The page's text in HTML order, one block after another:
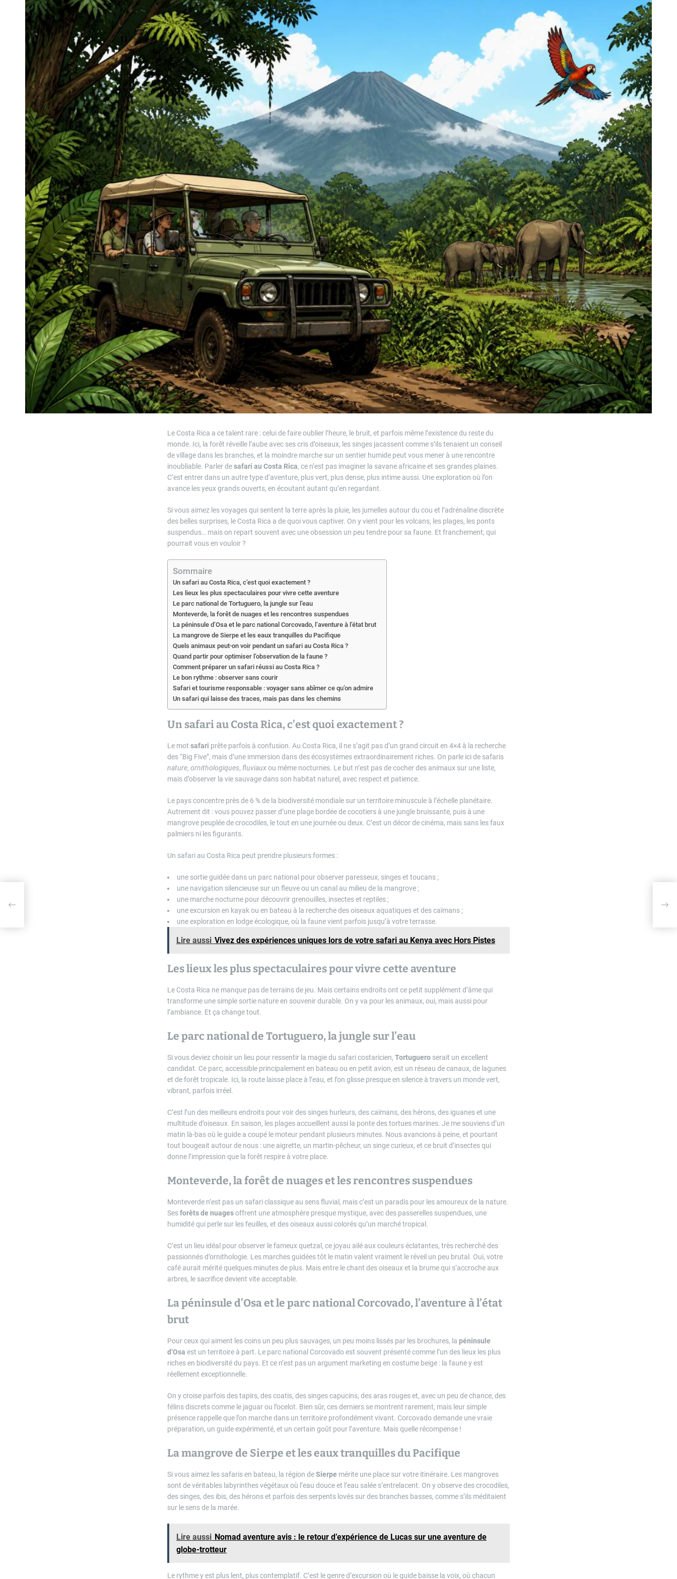
Le Costa Rica a ce talent rare : celui de faire oublier l’heure, le bruit, et parfois même l’existence du reste du
monde. Ici, la forêt réveille l’aube avec ses cris d’oiseaux, les singes jacassent comme s’ils tenaient un conseil
de village dans les branches, et la moindre marche sur un sentier humide peut vous mener à une rencontre
inoubliable. Parler desafari au Costa Rica, ce n’est pas imaginer la savane africaine et ses grandes plaines.
C’est entrer dans un autre type d’aventure, plus vert, plus dense, plus intime aussi. Une exploration où l’on
avance les yeux grands ouverts, en écoutant autant qu’en regardant.
Si vous aimez les voyages qui sentent la terre après la pluie, les jumelles autour du cou et l’adrénaline discrète
des belles surprises, le Costa Rica a de quoi vous captiver. On y vient pour les volcans, les plages, les ponts
suspendus… mais on repart souvent avec une obsession un peu tendre pour sa faune. Et franchement, qui
pourrait vous en vouloir ?
Sommaire
Un safari au Costa Rica, c’est quoi exactement ?
Les lieux les plus spectaculaires pour vivre cette aventure
Le parc national de Tortuguero, la jungle sur l’eau
Monteverde, la forêt de nuages et les rencontres suspendues
La péninsule d’Osa et le parc national Corcovado, l’aventure à l’état brut
La mangrove de Sierpe et les eaux tranquilles du Pacifique
Quels animaux peut-on voir pendant un safari au Costa Rica ?
Quand partir pour optimiser l’observation de la faune ?
Comment préparer un safari réussi au Costa Rica ?
Le bon rythme : observer sans courir
Safari et tourisme responsable : voyager sans abîmer ce qu’on admire
Un safari qui laisse des traces, mais pas dans les chemins
Un safari au Costa Rica, c’est quoi exactement ?
Le mot safari prête parfois à confusion. Au Costa Rica, il ne s’agit pas d’un grand circuit en 4×4 à la recherche
des “Big Five”, mais d’une immersion dans des écosystèmes extraordinairement riches. On parle ici de safaris
nature, ornithologiques, fluviauxou même nocturnes. Le but n’est pas de cocher des animaux sur une liste,
mais d’observer la vie sauvage dans son habitat naturel, avec respect et patience.
Le pays concentre près de 6 % de la biodiversité mondiale sur un territoire minuscule à l’échelle planétaire.
Autrement dit : vous pouvez passer d’une plage bordée de cocotiers à une jungle bruissante, puis à une
mangrove peuplée de crocodiles, le tout en une journée ou deux. C’est un décor de cinéma, mais sans les faux
palmiers ni les figurants.
Un safari au Costa Rica peut prendre plusieurs formes :
une sortie guidée dans un parc national pour observer paresseux, singes et toucans ;
une navigation silencieuse sur un fleuve ou un canal au milieu de la mangrove ;
une marche nocturne pour découvrir grenouilles, insectes et reptiles ;
une excursion en kayak ou en bateau à la recherche des oiseaux aquatiques et des caïmans ;
une exploration en lodge écologique, où la faune vient parfois jusqu’à votre terrasse.
Lire aussi Vivez des expériences uniques lors de votre safari au Kenya avec Hors Pistes
Les lieux les plus spectaculaires pour vivre cette aventure
Le Costa Rica ne manque pas de terrains de jeu. Mais certains endroits ont ce petit supplément d’âme qui
transforme une simple sortie nature en souvenir durable. On y va pour les animaux, oui, mais aussi pour
l’ambiance. Et ça change tout.
Le parc national de Tortuguero, la jungle sur l’eau
Si vous deviez choisir un lieu pour ressentir la magie du safari costaricien, Tortuguero serait un excellent
candidat. Ce parc, accessible principalement en bateau ou en petit avion, est un réseau de canaux, de lagunes
et de forêt tropicale. Ici, la route laisse place à l’eau, et l’on glisse presque en silence à travers un monde vert,
vibrant, parfois irréel.
C’est l’un des meilleurs endroits pour voir des singes hurleurs, des caïmans, des hérons, des iguanes et une
multitude d’oiseaux. En saison, les plages accueillent aussi la ponte des tortues marines. Je me souviens d’un
matin là-bas où le guide a coupé le moteur pendant plusieurs minutes. Nous avancions à peine, et pourtant
tout bougeait autour de nous : une aigrette, un martin-pêcheur, un singe curieux, et ce bruit d’insectes qui
donne l’impression que la forêt respire à votre place.
Monteverde, la forêt de nuages et les rencontres suspendues
Monteverde n’est pas un safari classique au sens fluvial, mais c’est un paradis pour les amoureux de la nature.
Sesforêts de nuagesoffrent une atmosphère presque mystique, avec des passerelles suspendues, une
humidité qui perle sur les feuilles, et des oiseaux aussi colorés qu’un marché tropical.
C’est un lieu idéal pour observer le fameux quetzal, ce joyau ailé aux couleurs éclatantes, très recherché des
passionnés d’ornithologie. Les marches guidées tôt le matin valent vraiment le réveil un peu brutal. Oui, votre
café aurait mérité quelques minutes de plus. Mais entre le chant des oiseaux et la brume qui s’accroche aux
arbres, le sacrifice devient vite acceptable.
La péninsule d’Osa et le parc national Corcovado, l’aventure à l’état
brut
Pour ceux qui aiment les coins un peu plus sauvages, un peu moins lissés par les brochures, la péninsule
d’Osa est un territoire à part. Le parc national Corcovado est souvent présenté comme l’un des lieux les plus
riches en biodiversité du pays. Et ce n’est pas un argument marketing en costume beige : la faune y est
réellement exceptionnelle.
On y croise parfois des tapirs, des coatis, des singes capucins, des aras rouges et, avec un peu de chance, des
félins discrets comme le jaguar ou l’ocelot. Bien sûr, ces derniers se montrent rarement, mais leur simple
présence rappelle que l’on marche dans un territoire profondément vivant. Corcovado demande une vraie
préparation, un guide expérimenté, et un certain goût pour l’aventure. Mais quelle récompense !
La mangrove de Sierpe et les eaux tranquilles du Pacifique
Si vous aimez les safaris en bateau, la région deSierpe mérite une place sur votre itinéraire. Les mangroves
sont de véritables labyrinthes végétaux où l’eau douce et l’eau salée s’entrelacent. On y observe des crocodiles,
des singes, des ibis, des hérons et parfois des serpents lovés sur des branches basses, comme s’ils méditaient
sur le sens de la marée.
Lire aussi Nomad aventure avis : le retour d’expérience de Lucas sur une aventure de
globe-trotteur
Le rythme y est plus lent, plus contemplatif. C’est le genre d’excursion où le guide baisse la voix, où chacun